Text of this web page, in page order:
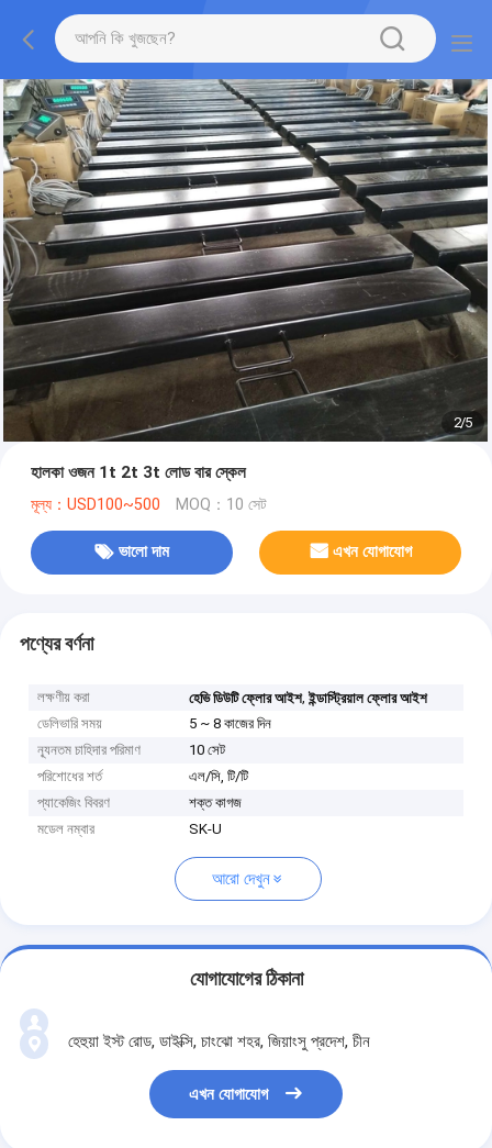
2/5
হালকা ওজন 1t 2t 3t লোড বার স্কেল
মূল্য：USD100~500 MOQ：10 সেট
ভালো দাম এখন যোগাযোগ
পণ্যের বর্ণনা
লক্ষণীয় করা হেভি ডিউটি ​​ফ্লোর আইশ,ইন্ডাস্ট্রিয়াল ফ্লোর আইশ
ডেলিভারি সময়
5 ~ 8 কাজের দিন
ন্যূনতম চাহিদার পরিমাণ
10 সেট
পরিশোধের শর্ত
এল/সি, টি/টি
প্যাকেজিং বিবরণ
শক্ত কাগজ
মডেল নম্বার
SK-U
আরো দেখুন
যোগাযোগের ঠিকানা
হেহুয়া ইস্ট রোড, ডাইক্সি, চাংঝো শহর, জিয়াংসু প্রদেশ, চীন
এখন যোগাযোগ